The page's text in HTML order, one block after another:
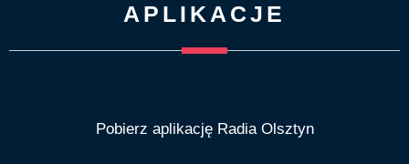
APLIKACJE
Pobierz aplikację Radia Olsztyn